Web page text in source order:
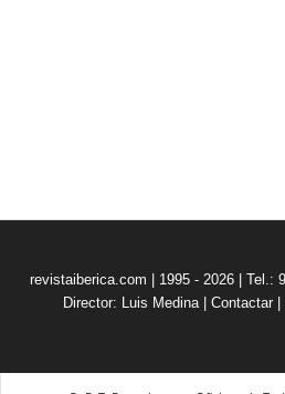
revistaiberica.com | 1995 - 2026 | Tel.:
Director: Luis Medina | Contactar |